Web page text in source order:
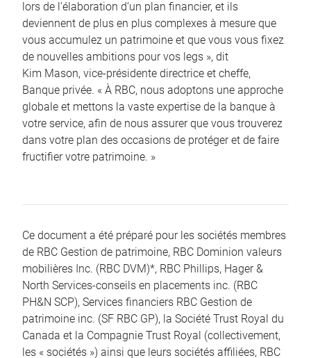
lors de l’élaboration d’un plan financier, et ils
deviennent de plus en plus complexes à mesure que
vous accumulez un patrimoine et que vous vous fixez
de nouvelles ambitions pour vos legs », dit
Kim Mason, vice-présidente directrice et cheffe,
Banque privée. « À RBC, nous adoptons une approche
globale et mettons la vaste expertise de la banque à
votre service, afin de nous assurer que vous trouverez
dans votre plan des occasions de protéger et de faire
fructifier votre patrimoine. »
Ce document a été préparé pour les sociétés membres
de RBC Gestion de patrimoine, RBC Dominion valeurs
mobilières Inc. (RBC DVM)*, RBC Phillips, Hager &
North Services-conseils en placements inc. (RBC
PH&N SCP), Services financiers RBC Gestion de
patrimoine inc. (SF RBC GP), la Société Trust Royal du
Canada et la Compagnie Trust Royal (collectivement,
les « sociétés ») ainsi que leurs sociétés affiliées, RBC